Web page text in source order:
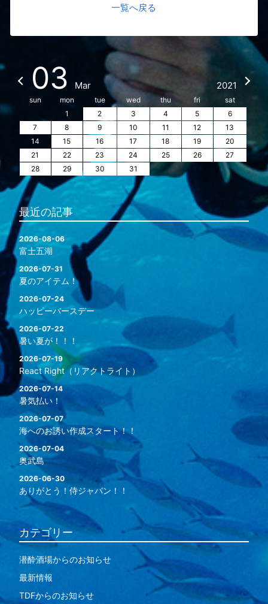
一覧へ戻る
03 Mar 2021
sun mon tue wed thu fri
sat
1
2 3 4 5
6
7
8 9 10 11 12
13
14
15 16 17 18 19
20
21
22 23 24 25 26
27
28
29 30 31
最近の記事
2026-08-06
富士五湖
2026-07-31
夏のアイテム！
2026-07-24
ハッピーバースデー
2026-07-22
暑い夏が！！！
2026-07-19
React Right（リアクトライト）
2026-07-14
暑気払い！
2026-07-07
海へのお誘い作成スタート！！
2026-07-04
奥武島
2026-06-30
ありがとう！侍ジャパン！！
カテゴリー
潜酔酒場からのお知らせ
最新情報
TDFからのお知らせ